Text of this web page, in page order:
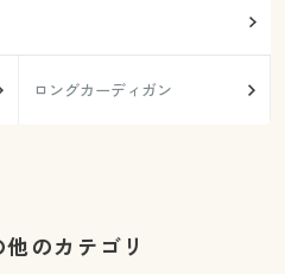
ロングカーディガン
他のカテゴリ